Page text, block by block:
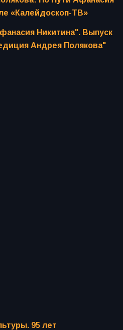
«Калейдоскоп-ТВ»
Никитина". Выпуск
Андрея Полякова"
95 лет